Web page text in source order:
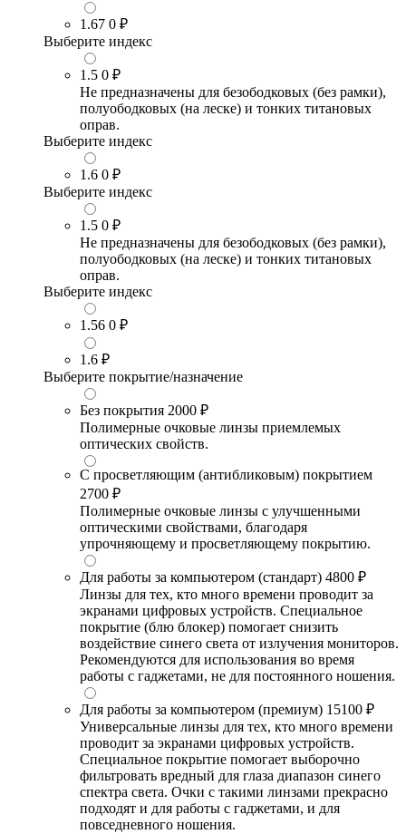
1.67 0 ₽
Выберите индекс
1.5 0 ₽
Не предназначены для безободковых (без рамки),
полуободковых (на леске) и тонких титановых
оправ.
Выберите индекс
1.6 0 ₽
Выберите индекс
1.5 0 ₽
Не предназначены для безободковых (без рамки),
полуободковых (на леске) и тонких титановых
оправ.
Выберите индекс
1.56 0 ₽
1.6 ₽
Выберите покрытие/назначение
Без покрытия 2000 ₽
Полимерные очковые линзы приемлемых
оптических свойств.
С просветляющим (антибликовым) покрытием
2700 ₽
Полимерные очковые линзы с улучшенными
оптическими свойствами, благодаря
упрочняющему и просветляющему покрытию.
Для работы за компьютером (стандарт) 4800 ₽
Линзы для тех, кто много времени проводит за
экранами цифровых устройств. Специальное
покрытие (блю блокер) помогает снизить
воздействие синего света от излучения мониторов.
Рекомендуются для использования во время
работы с гаджетами, не для постоянного ношения.
Для работы за компьютером (премиум) 15100 ₽
Универсальные линзы для тех, кто много времени
проводит за экранами цифровых устройств.
Специальное покрытие помогает выборочно
фильтровать вредный для глаза диапазон синего
спектра света. Очки с такими линзами прекрасно
подходят и для работы с гаджетами, и для
повседневного ношения.